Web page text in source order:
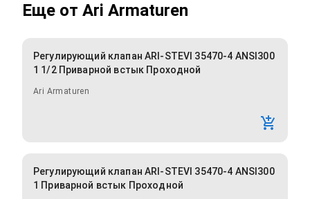
Еще от Ari Armaturen
Регулирующий клапан ARI-STEVI 35470-4 ANSI300
1 1/2 Приварной встык Проходной
Ari Armaturen
Регулирующий клапан ARI-STEVI 35470-4 ANSI300
1 Приварной встык Проходной